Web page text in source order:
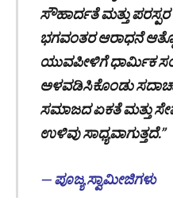
ಸೌಹಾರ್ದತೆ ಮತ್ತು ಪರಸ್ಪರ
ಭಗವಂತರ ಆರಾಧನೆ
ಯುವಪೀಳಿಗೆ ಧಾರ್ಮಿಕ
ಅಳವಡಿಸಿಕೊಂಡು
ಸಮಾಜದ ಏಕತೆ ಮತ್ತು
ಉಳಿವು ಸಾಧ್ಯವಾಗುತ್ತದೆ.”
— ಪೂಜ್ಯ ಸ್ವಾಮೀಜಿಗಳು